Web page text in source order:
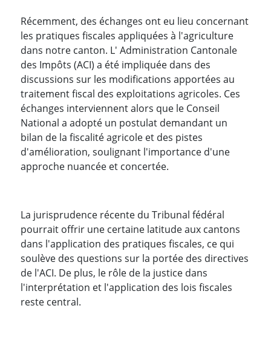
Récemment, des échanges ont eu lieu concernant
les pratiques fiscales appliquées à l'agriculture
dans notre canton. L' Administration Cantonale
des Impôts (ACI) a été impliquée dans des
discussions sur les modifications apportées au
traitement fiscal des exploitations agricoles. Ces
échanges interviennent alors que le Conseil
National a adopté un postulat demandant un
bilan de la fiscalité agricole et des pistes
d'amélioration, soulignant l'importance d'une
approche nuancée et concertée.
La jurisprudence récente du Tribunal fédéral
pourrait offrir une certaine latitude aux cantons
dans l'application des pratiques fiscales, ce qui
soulève des questions sur la portée des directives
de l'ACI. De plus, le rôle de la justice dans
l'interprétation et l'application des lois fiscales
reste central.